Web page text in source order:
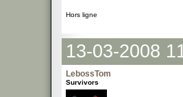
Hors ligne
13-03-2008
LebossTom
Survivors